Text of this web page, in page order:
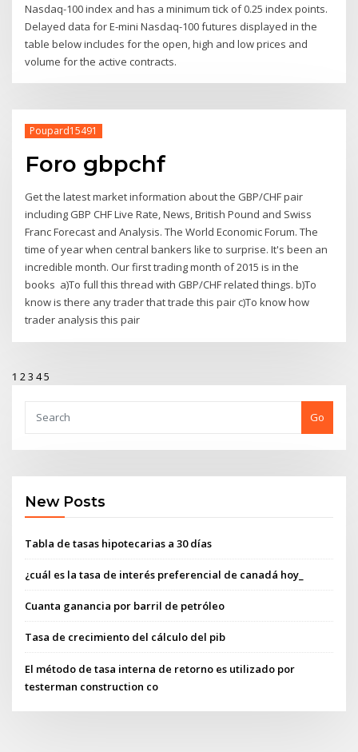
Nasdaq-100 index and has a minimum tick of 0.25 index points.
Delayed data for E-mini Nasdaq-100 futures displayed in the
table below includes for the open, high and low prices and
volume for the active contracts.
Poupard15491
Foro gbpchf
Get the latest market information about the GBP/CHF pair
including GBP CHF Live Rate, News, British Pound and Swiss
Franc Forecast and Analysis. The World Economic Forum. The
time of year when central bankers like to surprise. It's been an
incredible month. Our first trading month of 2015 is in the
books a)To full this thread with GBP/CHF related things. b)To
know is there any trader that trade this pair c)To know how
trader analysis this pair
1 23 45
Go
New Posts
Tabla de tasas hipotecarias a 30 días
¿cuál es la tasa de interés preferencial de canadá hoy_
Cuanta ganancia por barril de petróleo
Tasa de crecimiento del cálculo del pib
El método de tasa interna de retorno es utilizado por
testerman construction co